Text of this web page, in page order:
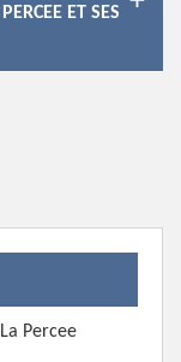
ET SES
Percee